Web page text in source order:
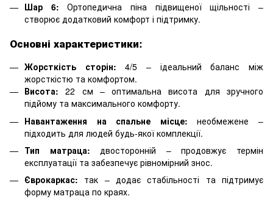
Шар 6: Ортопедична піна підвищеної щільності –
створює додатковий комфорт і підтримку.
Основні характеристики:
Жорсткість сторін: 4/5 – ідеальний баланс між
жорсткістю та комфортом.
Висота: 22 см – оптимальна висота для зручного
підйому та максимального комфорту.
Навантаження на спальне місце: необмежене –
підходить для людей будь-якої комплекції.
Тип матраца: двосторонній – продовжує термін
експлуатації та забезпечує рівномірний знос.
Єврокаркас: так – додає стабільності та підтримує
форму матраца по краях.